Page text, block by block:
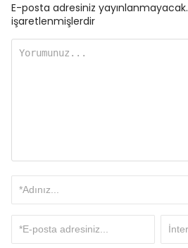
E-posta adresiniz yayınlanmayacak.
işaretlenmişlerdir